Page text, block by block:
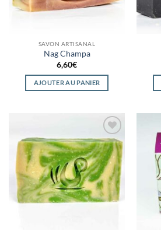
SAVON ARTISANAL
Nag Champa
6,60€
AJOUTER AU PANIER
Ajouter
à la
wishlist